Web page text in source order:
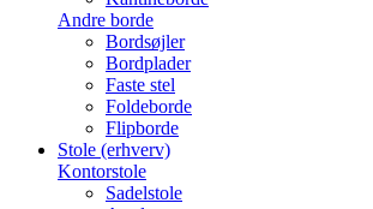
Andre borde
Bordsøjler
Bordplader
Faste stel
Foldeborde
Flipborde
Stole (erhverv)
Kontorstole
Sadelstole